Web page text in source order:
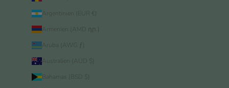
Argentinien (EUR €)
Armenien (AMD դր.)
Aruba (AWG ƒ)
Australien (AUD $)
Bahamas (BSD $)